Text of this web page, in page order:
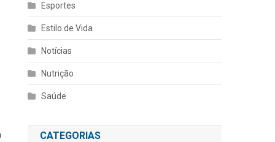
Esportes
Estilo de Vida
Notícias
Nutrição
Saúde
CATEGORIAS